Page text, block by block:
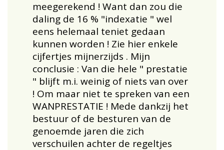
meegerekend ! Want dan zou die
daling de 16 % "indexatie " wel
eens helemaal teniet gedaan
kunnen worden ! Zie hier enkele
cijfertjes mijnerzijds . Mijn
conclusie : Van die hele " prestatie
" blijft m.i. weinig of niets van over
! Om maar niet te spreken van een
WANPRESTATIE ! Mede dankzij het
bestuur of de besturen van de
genoemde jaren die zich
verschuilen achter de regeltjes